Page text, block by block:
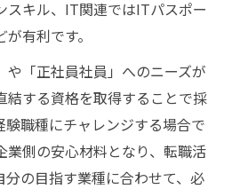
スキル、IT関連ではITパスポー
有利です。
や「正社員社員」へのニーズが
結する資格を取得することで採
験職種にチャレンジする場合で
業側の安心材料となり、転職活
の目指す業種に合わせて、必